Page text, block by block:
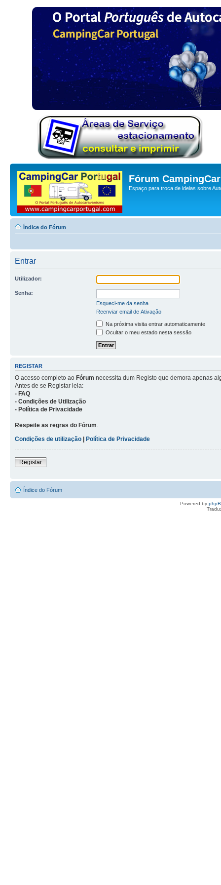
Fórum
Espaço para troca de ideias sobre
Índice do Fórum
Entrar
Utilizador:
Senha:
Esqueci-me da senha
Reenviar email de Ativação
Na próxima visita entrar automaticamente
Ocultar o meu estado nesta sessão
REGISTAR
O acesso completo ao Fórum necessita dum Registo que demora apenas
Antes de se Registar leia:
- FAQ
- Condições de Utilização
- Política de Privacidade
Respeite as regras do Fórum
Condições de utilização | Política de Privacidade
Registar
Índice do Fórum
Powered by